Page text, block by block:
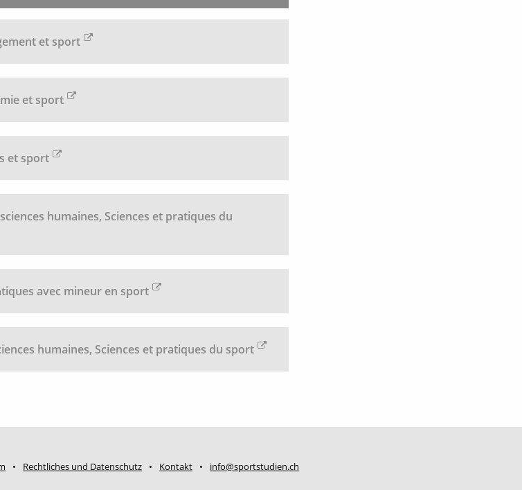
et sport
et sport
et sport
humaines, Sciences et pratiques du
avec mineur en sport
humaines, Sciences et pratiques du sport
Rechtliches und Datenschutz Kontakt info@sportstudien.ch